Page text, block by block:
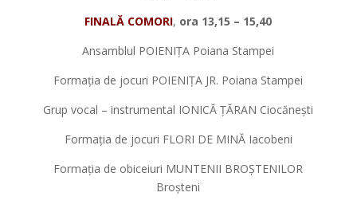
FINALĂ COMORI, ora 13,15 – 15,40
Ansamblul POIENIȚA Poiana Stampei
Formația de jocuri POIENIȚA JR. Poiana Stampei
Grup vocal – instrumental IONICĂ ȚĂRAN Ciocănești
Formația de jocuri FLORI DE MINĂ Iacobeni
Formația de obiceiuri MUNTENII BROȘTENILOR
Broșteni